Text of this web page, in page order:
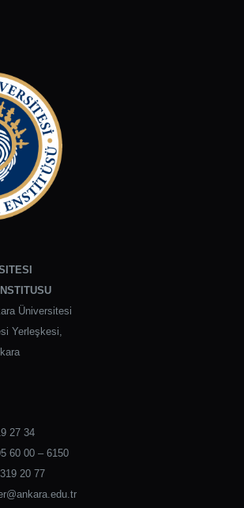
Üniversitesi
Yerleşkesi,
27 34
60 00 – 6150
20 77